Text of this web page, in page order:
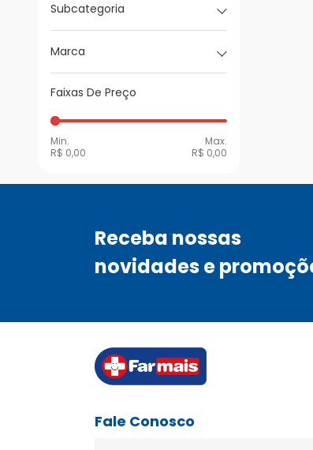
Subcategoria
Marca
Faixas De Preço
Min.
R$ 0,00
Max.
R$ 0,00
Receba nossas
novidades e
Fale Conosco